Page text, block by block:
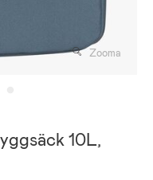
Zooma
10L,